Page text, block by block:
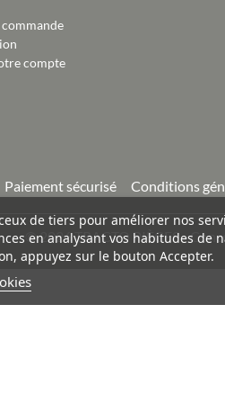
compte
Paiement sécurisé Conditions
©2026TRACTO PIÈCES -
de tiers pour améliorer nos
en analysant vos habitudes de
appuyez sur le bouton Accepter.